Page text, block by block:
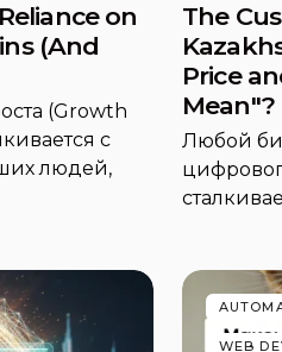
on
(And
(Growth
с
людей,
The
Price
Mean"?
Любой
WEB